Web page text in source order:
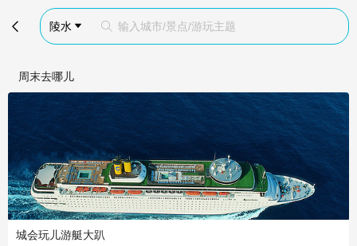
 陵水   输入城市/景点/游玩主题
周末去哪儿
城会玩儿游艇大趴